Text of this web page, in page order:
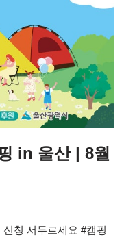
in 울산 | 8월
청 서두르세요 #캠핑